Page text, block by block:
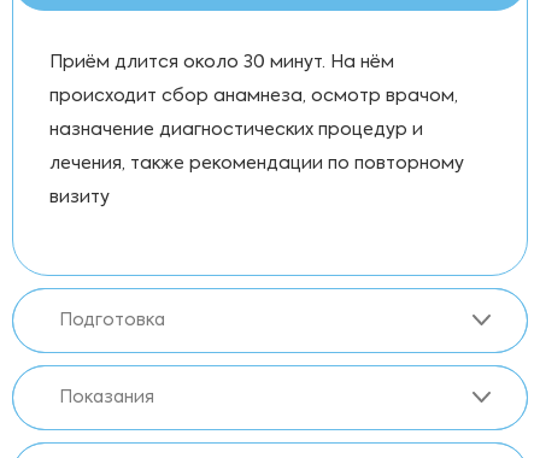
Приём длится около 30 минут. На нём
происходит сбор анамнеза, осмотр врачом,
назначение диагностических процедур и
лечения, также рекомендации по повторному
визиту
Подготовка
Показания